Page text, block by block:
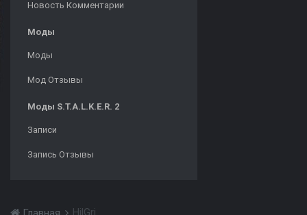
Новость Комментарии
Моды
Моды
Мод Отзывы
Моды S.T.A.L.K.E.R. 2
Записи
Запись Отзывы
HilGri